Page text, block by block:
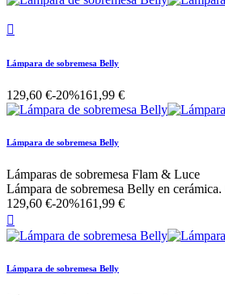

Lámpara de sobremesa Belly
129,60 €-20%161,99 €
Lámpara de sobremesa Belly
Lámparas de sobremesa Flam & Luce
Lámpara de sobremesa Belly en
129,60 €-20%161,99 €

Lámpara de sobremesa Belly